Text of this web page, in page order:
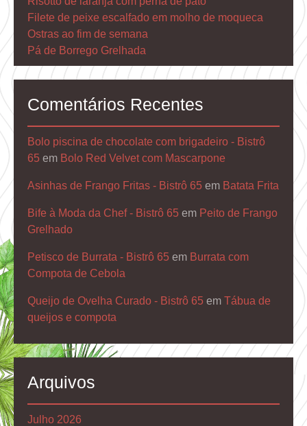
Filete de peixe escalfado em molho de moqueca
Ostras ao fim de semana
Pá de Borrego Grelhada
Comentários Recentes
Bolo piscina de chocolate com brigadeiro - Bistrô
65 em Bolo Red Velvet com Mascarpone
Asinhas de Frango Fritas - Bistrô 65 em Batata Frita
Bife à Moda da Chef - Bistrô 65 em Peito de Frango
Grelhado
Petisco de Burrata - Bistrô 65 em Burrata com
Compota de Cebola
Queijo de Ovelha Curado - Bistrô 65 em Tábua de
queijos e compota
Arquivos
Julho 2026